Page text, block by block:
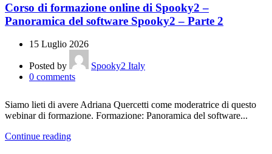
Corso di formazione online di Spooky2 –
Panoramica del software Spooky2 – Parte 2
15 Luglio 2026
Posted by
Spooky2 Italy
0 comments
Siamo lieti di avere Adriana Quercetti come moderatrice di questo
webinar di formazione. Formazione: Panoramica del software...
Continue reading